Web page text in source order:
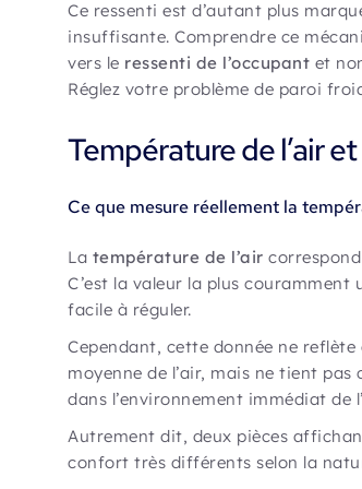
Ce ressenti est d’autant plus
insuffisante. Comprendre ce
vers le ressenti de l’occupant et
Réglez votre problème de paroi
Température de l’air
Ce que mesure réellement la
La température de l’air
C’est la valeur la plus
facile à réguler.
Cependant, cette donnée ne
moyenne de l’air, mais ne tient
dans l’environnement immédiat de
Autrement dit, deux pièces
confort très différents selon la